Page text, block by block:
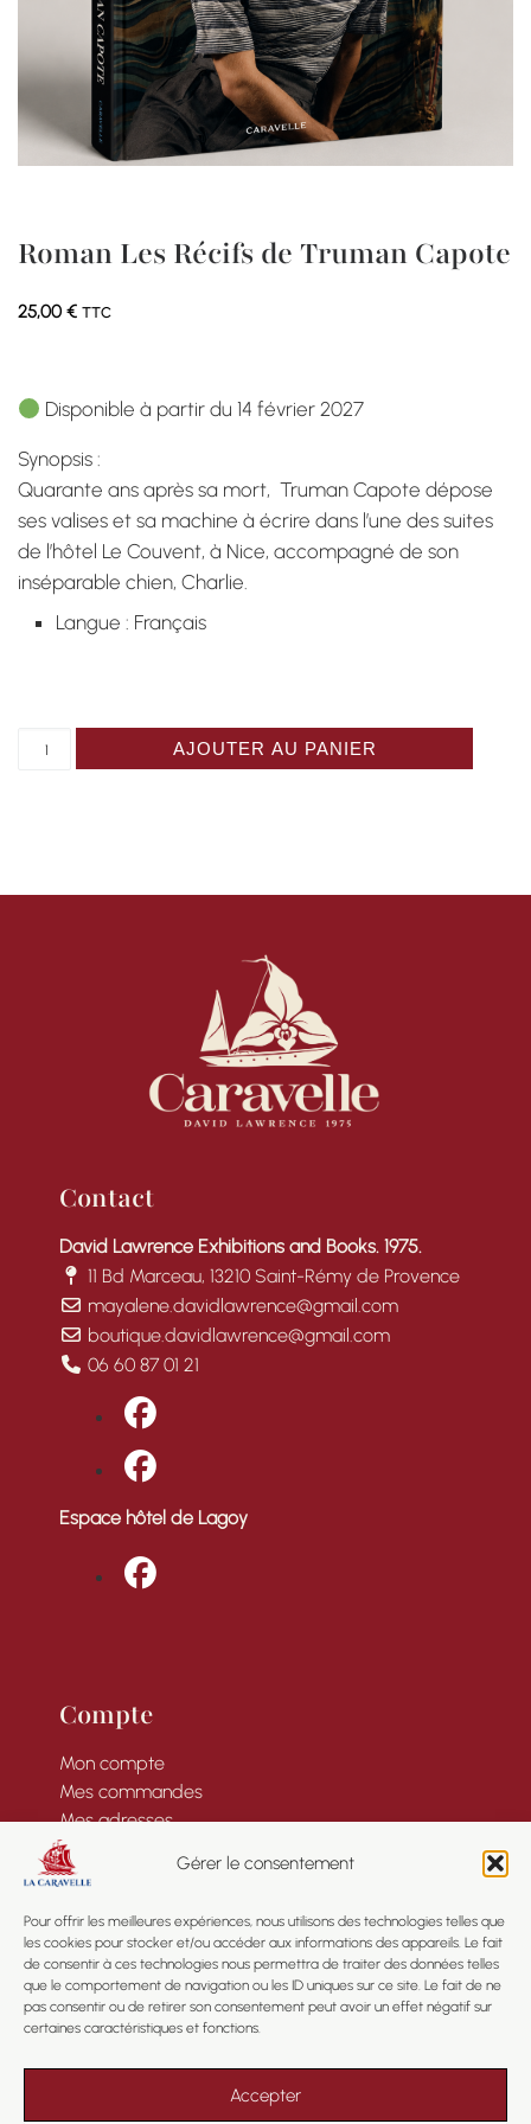
Gérer le consentement
Pour offrir les meilleures expériences, nous utilisons des technologies telles que
les cookies pour stocker et/ou accéder aux informations des appareils. Le fait
de consentir à ces technologies nous permettra de traiter des données telles
que le comportement de navigation ou les ID uniques sur ce site. Le fait de ne
pas consentir ou de retirer son consentement peut avoir un effet négatif sur
certaines caractéristiques et fonctions.
Accepter
Roman Les Récifs de Truman Capote
25,00 € TTC
Disponible à partir du 14 février 2027
Synopsis :
Quarante ans après sa mort, Truman Capote dépose
ses valises et sa machine à écrire dans l’une des suites
de l’hôtel Le Couvent, à Nice, accompagné de son
inséparable chien, Charlie.
Langue : Français
AJOUTER AU PANIER
Contact
David Lawrence Exhibitions and Books. 1975.
11 Bd Marceau, 13210 Saint-Rémy de Provence
mayalene.davidlawrence@gmail.com
boutique.davidlawrence@gmail.com
06 60 87 01 21
Espace hôtel de Lagoy
Compte
Mon compte
Mes commandes
Mes adresses
Informations
Informations
Mentions légales
Confidentialité